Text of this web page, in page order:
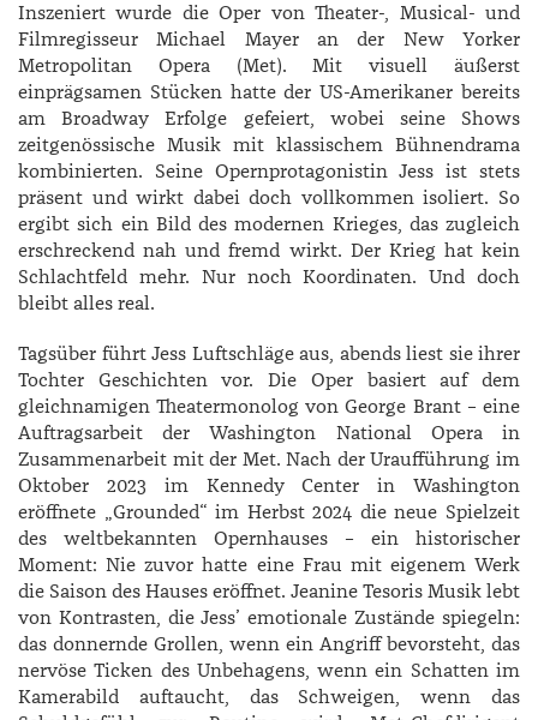
Inszeniert wurde die Oper von Theater-, Musical- und
Filmregisseur Michael Mayer an der New Yorker
Metropolitan Opera (Met). Mit visuell äußerst
einprägsamen Stücken hatte der US-Amerikaner bereits
am Broadway Erfolge gefeiert, wobei seine Shows
zeitgenössische Musik mit klassischem Bühnendrama
kombinierten. Seine Opernprotagonistin Jess ist stets
präsent und wirkt dabei doch vollkommen isoliert. So
ergibt sich ein Bild des modernen Krieges, das zugleich
erschreckend nah und fremd wirkt. Der Krieg hat kein
Schlachtfeld mehr. Nur noch Koordinaten. Und doch
bleibt alles real.
Tagsüber führt Jess Luftschläge aus, abends liest sie ihrer
Tochter Geschichten vor. Die Oper basiert auf dem
gleichnamigen Theatermonolog von George Brant – eine
Auftragsarbeit der Washington National Opera in
Zusammenarbeit mit der Met. Nach der Uraufführung im
Oktober 2023 im Kennedy Center in Washington
eröffnete „Grounded“ im Herbst 2024 die neue Spielzeit
des weltbekannten Opernhauses – ein historischer
Moment: Nie zuvor hatte eine Frau mit eigenem Werk
die Saison des Hauses eröffnet. Jeanine Tesoris Musik lebt
von Kontrasten, die Jess’ emotionale Zustände spiegeln:
das donnernde Grollen, wenn ein Angriff bevorsteht, das
nervöse Ticken des Unbehagens, wenn ein Schatten im
Kamerabild auftaucht, das Schweigen, wenn das